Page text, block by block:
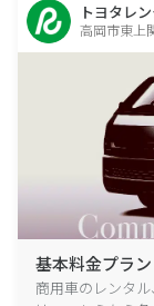
トヨタレ
高岡市東上
基本料金プラン
商用車のレンタ